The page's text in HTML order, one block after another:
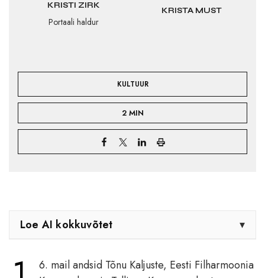
KRISTI ZIRK
Portaali haldur
KRISTA MUST
KULTUUR
2 MIN
Loe AI kokkuvõtet ▾
6. mail andsid Tõnu Kaljuste, Eesti Filharmoonia